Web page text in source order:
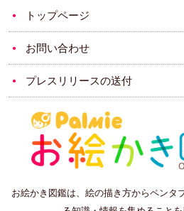
トップページ
お問い合わせ
プレスリリースの送付
お絵かき図鑑は、絵の描き方からペンタ